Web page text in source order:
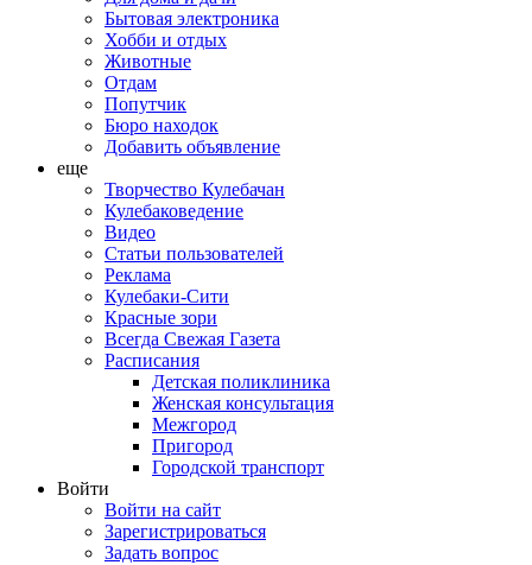
Бытовая электроника
Хобби и отдых
Животные
Отдам
Попутчик
Бюро находок
Добавить объявление
еще
Творчество Кулебачан
Кулебаковедение
Видео
Статьи пользователей
Реклама
Кулебаки-Сити
Красные зори
Всегда Свежая Газета
Расписания
Детская поликлиника
Женская консультация
Межгород
Пригород
Городской транспорт
Войти
Войти на сайт
Зарегистрироваться
Задать вопрос